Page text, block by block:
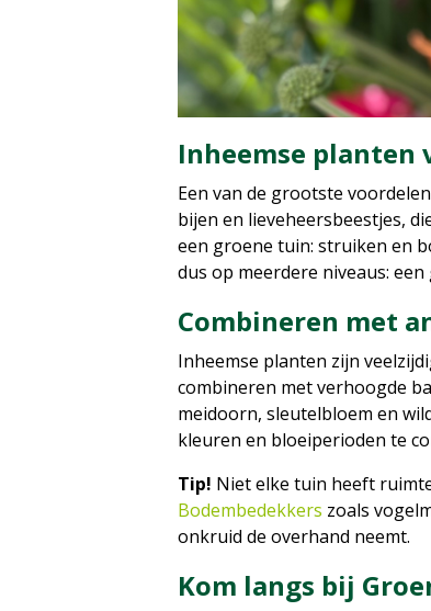
Inheemse
Een van de grootste
bijen en lieveheersbeestjes,
een groene tuin: struiken en
dus op meerdere niveaus:
Combineren met
Inheemse planten zijn
combineren met verhoogde
meidoorn, sleutelbloem en
kleuren en bloeiperioden te
Tip! Niet elke tuin heeft
Bodembedekkers zoals
onkruid de overhand neemt.
Kom langs bij